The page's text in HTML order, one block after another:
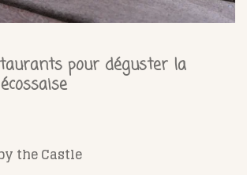
pour déguster la
the Castle